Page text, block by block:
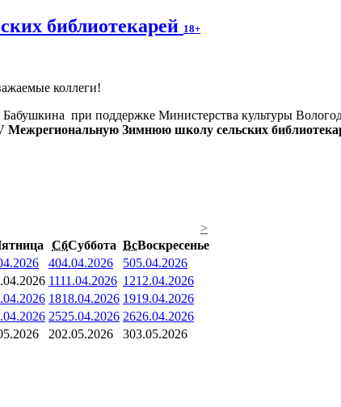
библиотекарей 18+
коллеги!
при поддержке Министерства культуры
Межрегиональную Зимнюю школу сельских
>
СбСуббота ВсВоскресенье
404.04.2026 505.04.2026
1111.04.2026 1212.04.2026
1818.04.2026 1919.04.2026
2525.04.2026 2626.04.2026
202.05.2026 303.05.2026